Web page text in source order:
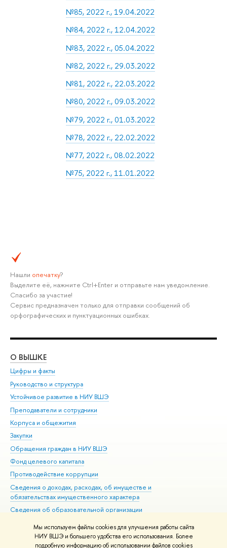
Мы используем файлы cookies для улучшения работы сайта
НИУ ВШЭ и большего удобства его использования. Более
подробную информацию об использовании файлов cookies
№85, 2022 г., 19.04.2022
№84, 2022 г., 12.04.2022
№83, 2022 г., 05.04.2022
№82, 2022 г., 29.03.2022
№81, 2022 г., 22.03.2022
№80, 2022 г., 09.03.2022
№79, 2022 г., 01.03.2022
№78, 2022 г., 22.02.2022
№77, 2022 г., 08.02.2022
№75, 2022 г., 11.01.2022
Нашли опечатку?
Выделите её, нажмите Ctrl+Enter и отправьте нам уведомление.
Спасибо за участие!
Сервис предназначен только для отправки сообщений об
орфографических и пунктуационных ошибках.
О ВЫШКЕ
Цифры и факты
Руководство и структура
Устойчивое развитие в НИУ ВШЭ
Преподаватели и сотрудники
Корпуса и общежития
Закупки
Обращения граждан в НИУ ВШЭ
Фонд целевого капитала
Противодействие коррупции
Сведения о доходах, расходах, об имуществе и
обязательствах имущественного характера
Сведения об образовательной организации
Людям с ограниченными возможностями здоровья
Единая платежная страница